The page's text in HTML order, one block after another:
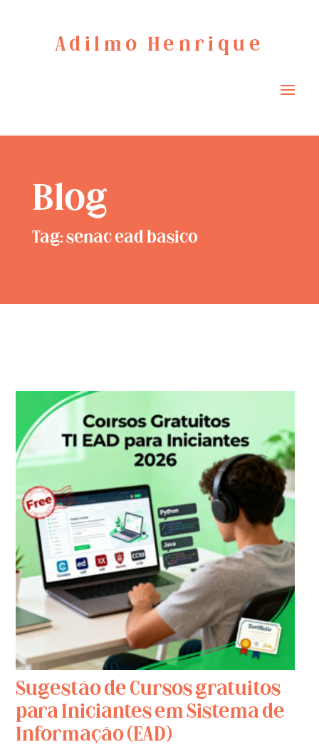
Adilmo Henrique
Blog
Tag: senac ead basico
Sugestão de Cursos gratuitos
para Iniciantes em Sistema de
Informação (EAD)